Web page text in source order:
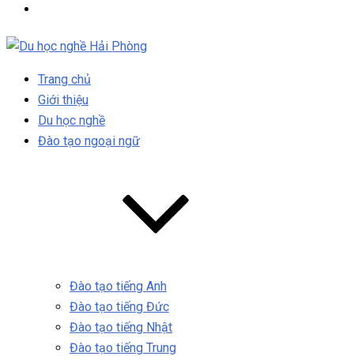
Trang chủ
Giới thiệu
Du học nghề
Đào tạo ngoại ngữ
Đào tạo tiếng Anh
Đào tạo tiếng Đức
Đào tạo tiếng Nhật
Đào tạo tiếng Trung